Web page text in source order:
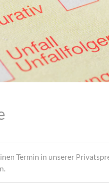
Termin in unserer